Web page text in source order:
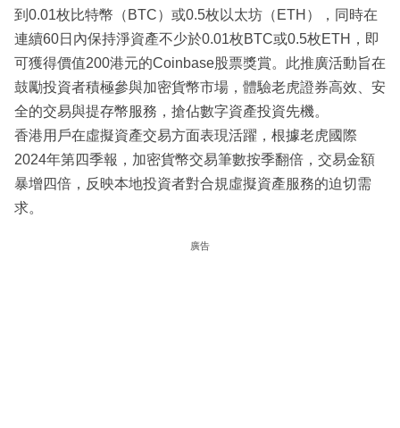
到0.01枚比特幣（BTC）或0.5枚以太坊（ETH），同時在
連續60日內保持淨資產不少於0.01枚BTC或0.5枚ETH，即
可獲得價值200港元的Coinbase股票獎賞。此推廣活動旨在
鼓勵投資者積極參與加密貨幣市場，體驗老虎證券高效、安
全的交易與提存幣服務，搶佔數字資產投資先機。
香港用戶在虛擬資產交易方面表現活躍，根據老虎國際
2024年第四季報，加密貨幣交易筆數按季翻倍，交易金額
暴增四倍，反映本地投資者對合規虛擬資產服務的迫切需
求。
廣告